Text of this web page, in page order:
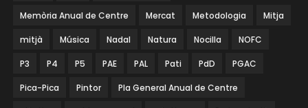
Memòria Anual de Centre Mercat Metodologia Mitja
mitjà Música Nadal Natura Nocilla NOFC
P3 P4 P5 PAE PAL Pati PdD PGAC
Pica-Pica Pintor Pla General Anual de Centre